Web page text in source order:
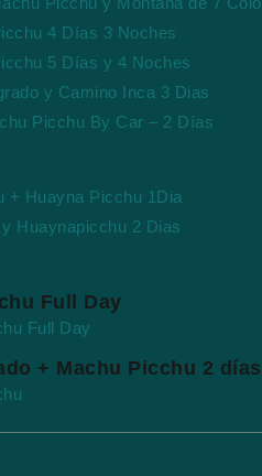
4 Días 3 Noches
5 Días y 4 Noches
y Camino Inca 3 Dias
Picchu By Car – 2 Días
+ Huayna Picchu 1Dia
Huaynapicchu 2 Dias
Full Day
+ Machu Picchu 2 días